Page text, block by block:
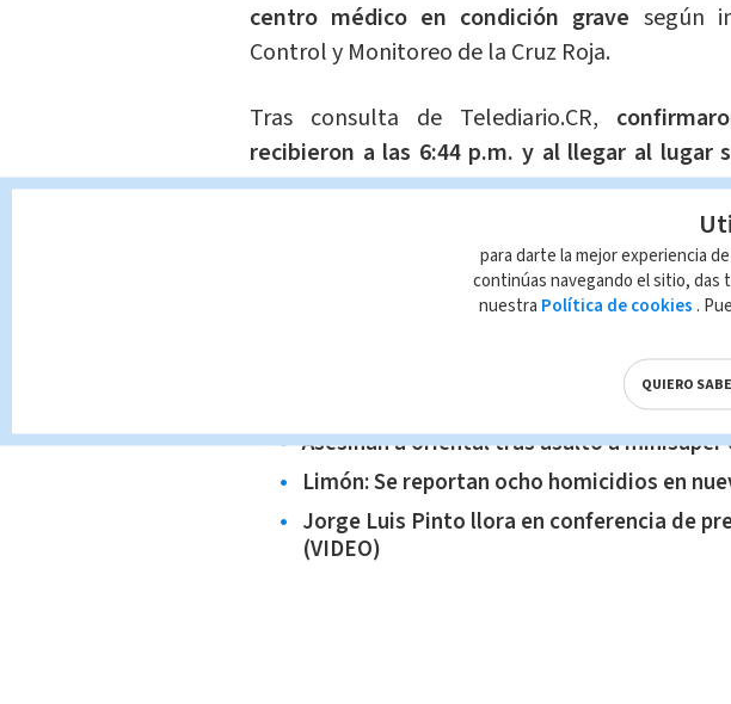
centro médico en condición grave según
Control y Monitoreo de la Cruz Roja.
Tras consulta de Telediario.CR,
recibieron a las 6:44 p.m. y al llegar al lugar
chofer.
Fue trasladado al centro médico más
cómo se originó el accidente.
Mujer se convirtió en policía tras perder a
Asesinan a oriental tras asalto a minisuper
Limón: Se reportan ocho homicidios en
Jorge Luis Pinto llora en conferencia de
(VIDEO)
para darte la mejor experiencia
continúas navegando el sitio,
nuestra Política de cookies .
QUIERO